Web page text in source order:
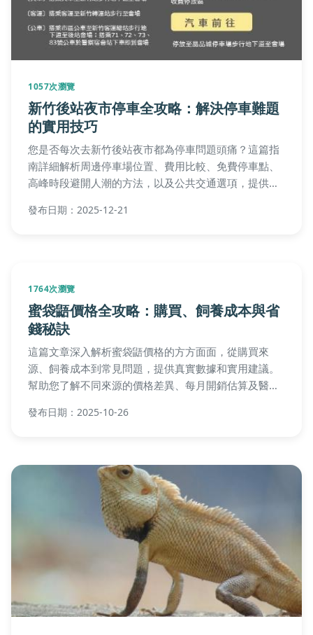
1057次瀏覽
新竹後站夜市停車全攻略：解決停車難題
的實用技巧
您是否每次去新竹後站夜市都為停車問題頭痛？這篇指
南詳細解析周邊停車場位置、費用比較、免費停車點、
高峰時段避開人潮的方法，以及公共交通選項，提供實
官方資料，一應俱全，解決所有停車疑問。
發布日期：2025-12-21
1764次瀏覽
蜜袋鼯價格全攻略：購買、飼養成本與省
錢秘訣
這篇文章深入解析蜜袋鼯價格的方方面面，從購買來
源、飼養成本到常見問題，提供真實數據和實用建議。
幫助您了解不同來源的價格差異、每月開銷估算及醫療
是飼主，都能在購買決策前做好完整預算規劃。
發布日期：2025-10-26